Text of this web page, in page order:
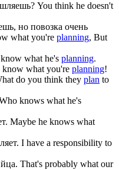
? You think he doesn't
, но повозка очень
what you're planning, But
what he's planning.
know what you're planning!
do you think they plan to
knows what he's
. Maybe he knows what
. I have a responsibility to
That's probably what our